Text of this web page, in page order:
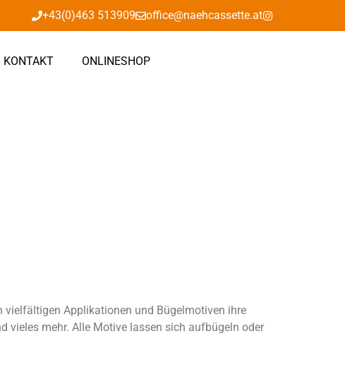
+43(0)463 513909 office@naehcassette.at
KONTAKT ONLINESHOP
vielfältigen Applikationen und Bügelmotiven ihre
vieles mehr. Alle Motive lassen sich aufbügeln oder